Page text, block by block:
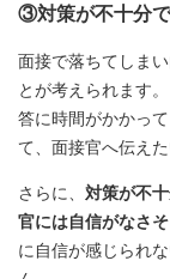
③対策が不十分
面接で落ちてしま
とが考えられます
答に時間がかかっ
て、面接官へ伝え
さらに、 対策が不
官には自信がなさ
に自信が感じられ